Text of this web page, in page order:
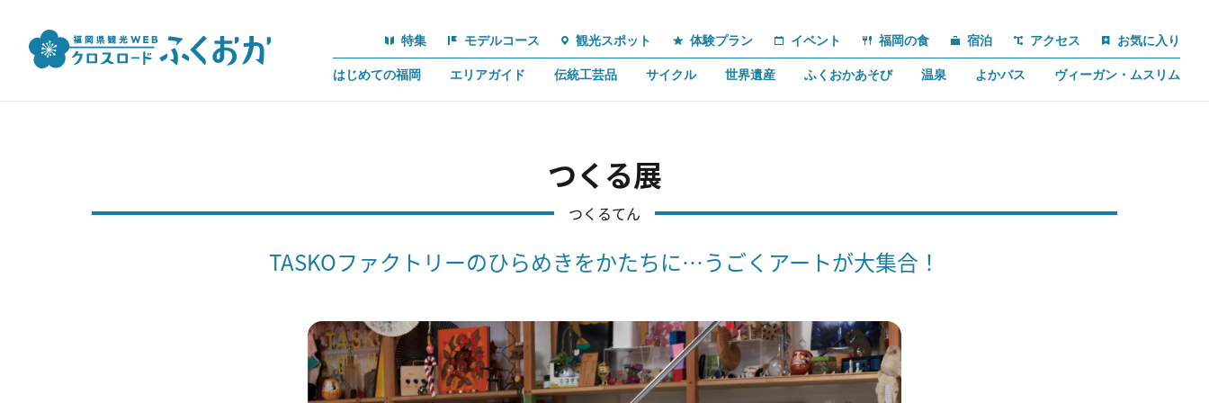
特集 モデルコース 観光スポット 体験プラン イベント 福岡の食 宿泊 アクセス お気に入り
はじめての福岡 エリアガイド 伝統工芸品 サイクル 世界遺産 ふくおかあそび 温泉 よかバス ヴィーガン・ムスリム
つくる展
つくるてん
TASKOファクトリーのひらめきをかたちに…うごくアートが大集合！